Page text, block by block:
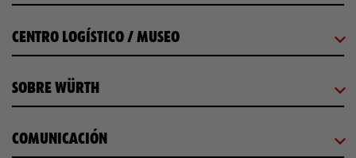
CENTRO LOGÍSTICO / MUSEO
SOBRE WÜRTH
COMUNICACIÓN